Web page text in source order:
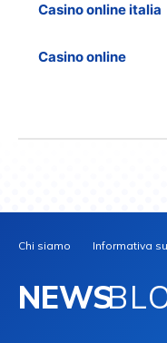
Casino online italia
Casino online
Chi siamo Informativa
NEWS